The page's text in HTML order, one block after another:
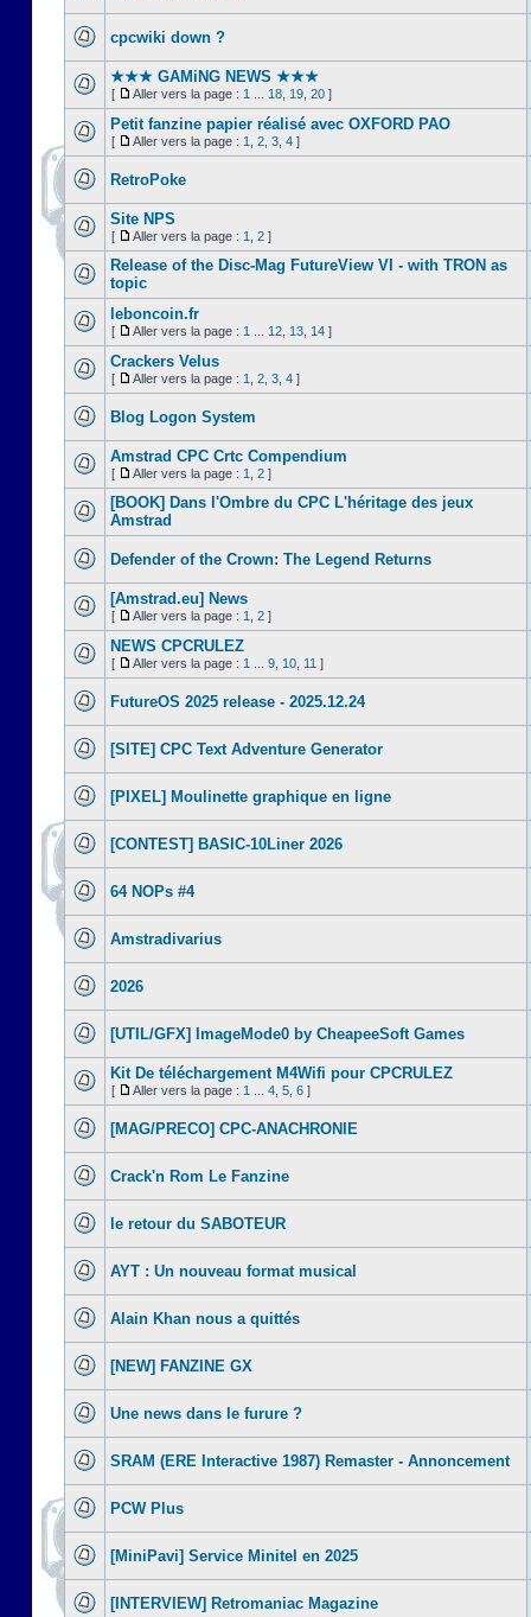
cpcwiki down ?
★★★ GAMiNG NEWS ★★★
[ Aller vers la page : 1 18 19 20 ]
Petit fanzine papier réalisé avec OXFORD PAO
[ Aller vers la page : 1 2 3 4 ]
RetroPoke
Site NPS
[ Aller vers la page : 1 2 ]
Release of the Disc-Mag FutureView VI - with TRON as
topic
leboncoin.fr
[ Aller vers la page : 1 12 13 14 ]
Crackers Velus
[ Aller vers la page : 1 2 3 4 ]
Blog Logon System
Amstrad CPC Crtc Compendium
[ Aller vers la page : 1 2 ]
[BOOK] Dans l'Ombre du CPC L'héritage des jeux
Amstrad
Defender of the Crown: The Legend Returns
[Amstrad.eu] News
[ Aller vers la page : 1 2 ]
NEWS CPCRULEZ
[ Aller vers la page : 1 9 10 11 ]
FutureOS 2025 release - 2025.12.24
[SITE] CPC Text Adventure Generator
[PIXEL] Moulinette graphique en ligne
[CONTEST] BASIC-10Liner 2026
64 NOPs #4
Amstradivarius
2026
[UTIL/GFX] ImageMode0 by CheapeeSoft Games
Kit De téléchargement M4Wifi pour CPCRULEZ
[ Aller vers la page : 1 4 5 6 ]
[MAG/PRECO] CPC-ANACHRONIE
Crack'n Rom Le Fanzine
le retour du SABOTEUR
AYT : Un nouveau format musical
Alain Khan nous a quittés
[NEW] FANZINE GX
Une news dans le furure ?
SRAM (ERE Interactive 1987) Remaster - Annoncement
PCW Plus
[MiniPavi] Service Minitel en 2025
[INTERVIEW] Retromaniac Magazine